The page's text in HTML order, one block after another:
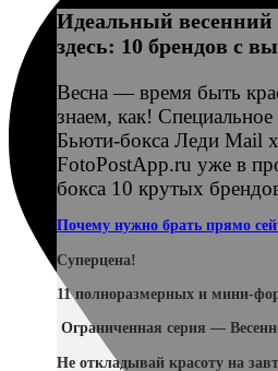
Идеальный весенний
здесь: 10 брендов с
Весна — время быть
знаем, как! Специальное
Бьюти-бокса Леди Mail
FotoPostApp.ru уже в
бокса 10 крутых
Почему нужно брать прямо
Суперцена!
11 полноразмерных и мини-
Ограниченная серия —
Не откладывай красоту на